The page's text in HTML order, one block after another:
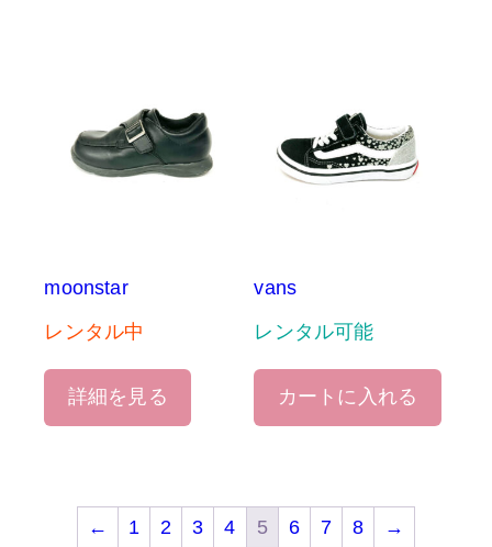
moonstar
レンタル中
詳細を見る
vans
レンタル可能
カートに入れる
← 1 2 3 4 5 6 7 8 →